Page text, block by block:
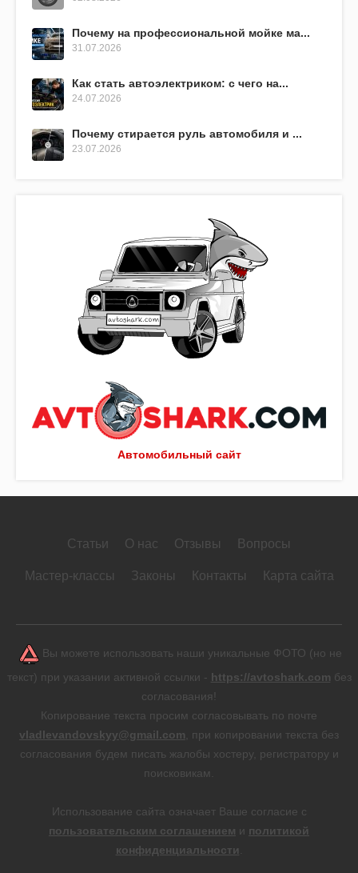
Автомобильный сайт
Почему на профессиональной мойке ма...
31.07.2026
Как стать автоэлектриком: с чего на...
24.07.2026
Почему стирается руль автомобиля и ...
23.07.2026
Статьи О нас Отзывы Вопросы
Мастер-классы Законы Контакты Карта сайта
Вы можете использовать наши уникальные ФОТО (но не
текст) при указании активной ссылки - https://avtoshark.com без
согласования!
Копирование текста просим согласовывать по почте
vladlevandovskyy@gmail.com , при копировании текста без
согласования будем писать жалобы хостеру, регистратору и
поисковикам.
Использование сайта означает Ваше согласие с
пользовательским соглашением и политикой
конфиденциальности